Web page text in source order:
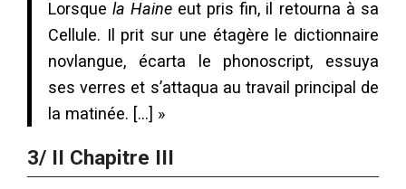
Lorsquela Haineeut pris fin, il retourna à sa
Cellule. Il prit sur une étagère le dictionnaire
novlangue, écarta le phonoscript, essuya
ses verres et s’attaqua au travail principal de
la matinée. […] »
3/ II Chapitre III